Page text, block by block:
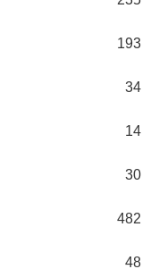
193
34
14
30
482
48